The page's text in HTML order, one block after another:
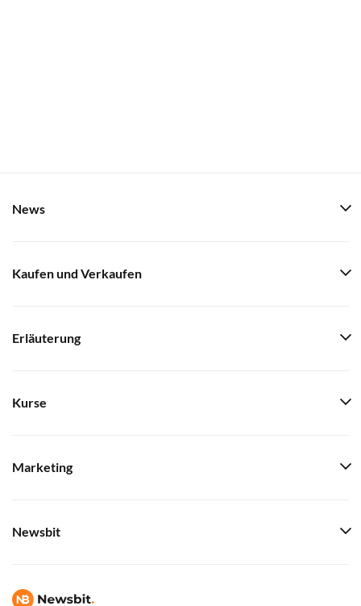
News
Kaufen und Verkaufen
Erläuterung
Kurse
Marketing
Newsbit